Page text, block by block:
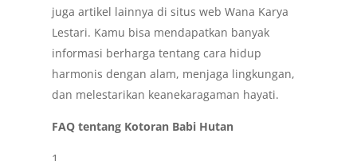
juga artikel lainnya di situs web Wana Karya
Lestari. Kamu bisa mendapatkan banyak
informasi berharga tentang cara hidup
harmonis dengan alam, menjaga lingkungan,
dan melestarikan keanekaragaman hayati.
FAQ tentang Kotoran Babi Hutan